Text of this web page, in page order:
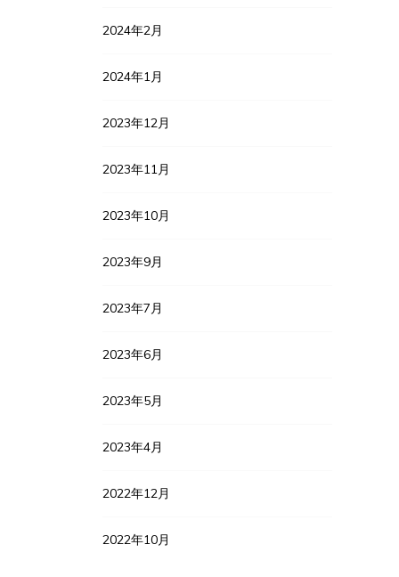
2024年2月
2024年1月
2023年12月
2023年11月
2023年10月
2023年9月
2023年7月
2023年6月
2023年5月
2023年4月
2022年12月
2022年10月